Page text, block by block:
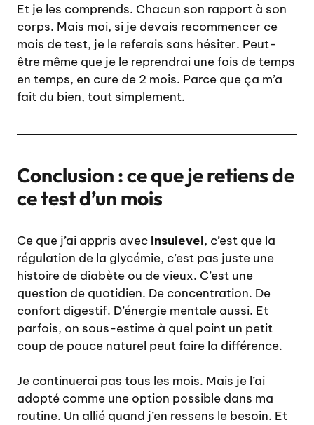
Et je les comprends. Chacun son rapport à son
corps. Mais moi, si je devais recommencer ce
mois de test, je le referais sans hésiter. Peut-
être même que je le reprendrai une fois de temps
en temps, en cure de 2 mois. Parce que ça m’a
fait du bien, tout simplement.
Conclusion : ce que je retiens de
ce test d’un mois
Ce que j’ai appris avec Insulevel, c’est que la
régulation de la glycémie, c’est pas juste une
histoire de diabète ou de vieux. C’est une
question de quotidien. De concentration. De
confort digestif. D’énergie mentale aussi. Et
parfois, on sous-estime à quel point un petit
coup de pouce naturel peut faire la différence.
Je continuerai pas tous les mois. Mais je l’ai
adopté comme une option possible dans ma
routine. Un allié quand j’en ressens le besoin. Et